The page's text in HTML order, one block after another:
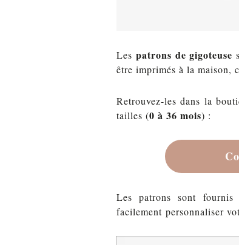
Lespatrons de gigoteuse
être imprimés à la maison,
Retrouvez-les dans la
tailles (0 à 36 mois) :
Les patrons sont
facilement personnaliser